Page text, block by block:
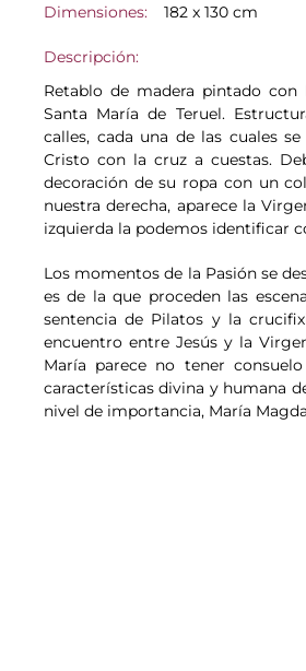
Dimensiones:
182 x 130 cm
Descripción:
Retablo de madera pintado
Santa María de Teruel.
calles, cada una de las cuales
Cristo con la cruz a cuestas.
decoración de su ropa con un
nuestra derecha, aparece la
izquierda la podemos identificar
Los momentos de la Pasión se
es de la que proceden las
sentencia de Pilatos y la
encuentro entre Jesús y la
María parece no tener
características divina y humana
nivel de importancia, María